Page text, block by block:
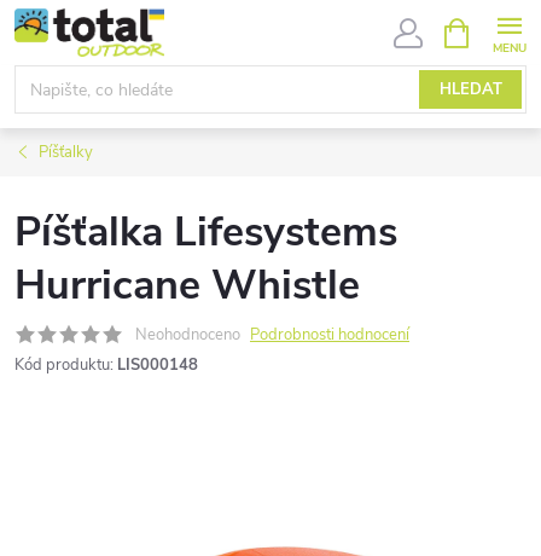
Přejít
na
obsah
HLEDAT
NÁKUPNÍ
KOŠÍK
Píšťalky
Píšťalka Lifesystems
Hurricane Whistle
Neohodnoceno Podrobnosti hodnocení
Kód produktu: LIS000148